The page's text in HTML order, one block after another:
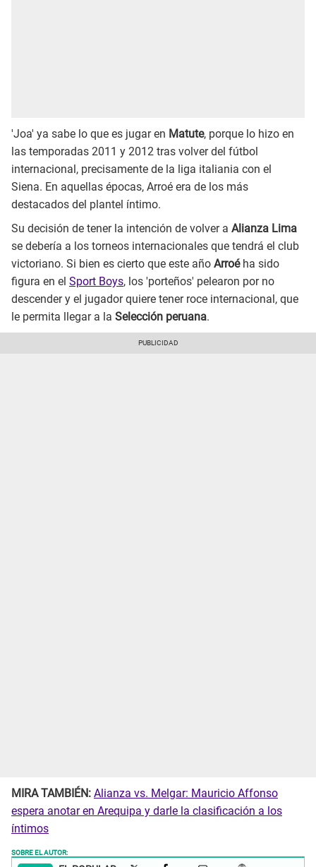
'Joa' ya sabe lo que es jugar en Matute, porque lo hizo en
las temporadas 2011 y 2012 tras volver del fútbol
internacional, precisamente de la liga italiania con el
Siena. En aquellas épocas, Arroé era de los más
destacados del plantel íntimo.
Su decisión de tener la intención de volver a Alianza Lima
se debería a los torneos internacionales que tendrá el club
victoriano. Si bien es cierto que este año Arroé ha sido
figura en el Sport Boys, los 'porteños' pelearon por no
descender y el jugador quiere tener roce internacional, que
le permita llegar a la Selección peruana.
MIRA TAMBIÉN: Alianza vs. Melgar: Mauricio Affonso
espera anotar en Arequipa y darle la clasificación a los
íntimos
SOBRE EL AUTOR: